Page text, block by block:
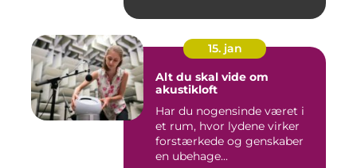
15. jan
Alt du skal vide om
akustikloft
Har du nogensinde været i
et rum, hvor lydene virker
forstærkede og genskaber
en ubehage...